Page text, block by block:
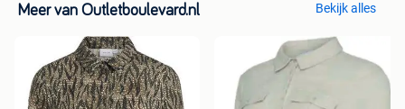
Meer van Outletboulevard.nl Bekijk alles